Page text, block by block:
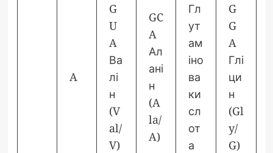
A
G
U
A
Ва
лі
н
(V
al/
V)
GC
A
Ал
ані
н
(A
la/
A)
Гл
ут
ам
іно
ва
ки
сл
от
а
G
G
A
Глі
ци
н
(Gl
y/
G)